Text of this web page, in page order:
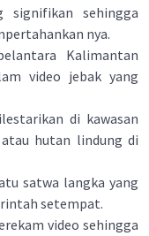
signifikan sehingga
nya.
Kalimantan
video jebak yang
di kawasan
hutan lindung di
satwa langka yang
setempat.
video sehingga